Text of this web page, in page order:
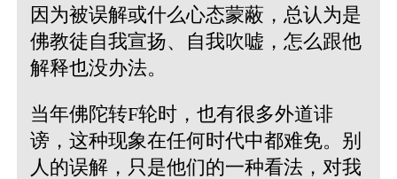
因为被误解或什么心态蒙蔽，总认为是
佛教徒自我宣扬、自我吹嘘，怎么跟他
解释也没办法。
当年佛陀转F轮时，也有很多外道诽
谤，这种现象在任何时代中都难免。别
人的误解，只是他们的一种看法，对我